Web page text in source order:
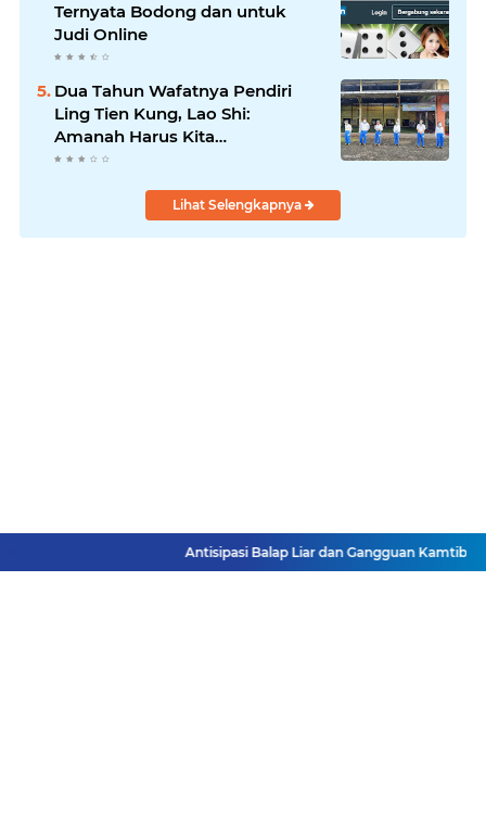
Ternyata Bodong dan untuk
Judi Online
Dua Tahun Wafatnya Pendiri
Ling Tien Kung, Lao Shi:
Amanah Harus Kita
Laksanakan!
Lihat Selengkapnya
Antisipasi Balap Liar dan Gangguan